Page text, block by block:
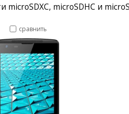
microSDXC, microSDHC и
сравнить